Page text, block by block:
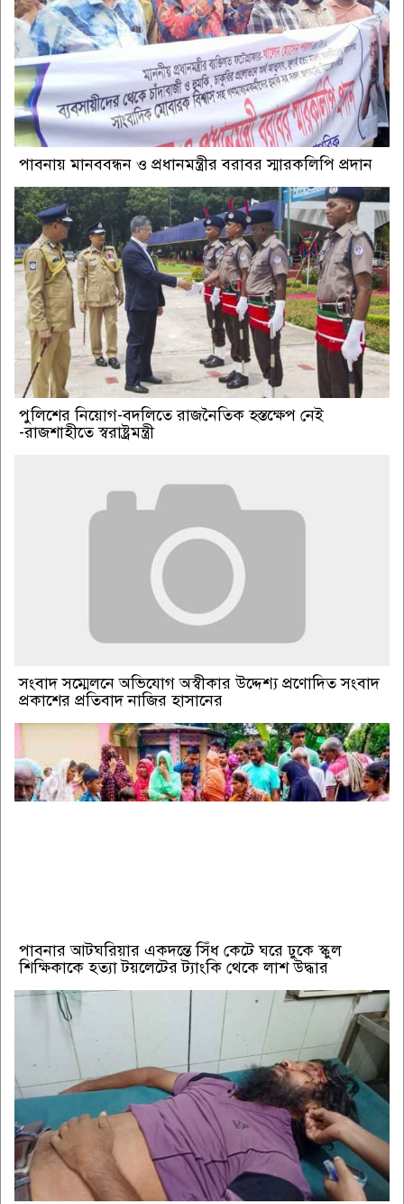
পাবনায় মানববন্ধন ও প্রধানমন্ত্রীর বরাবর স্মারকলিপি প্রদান
পুলিশের নিয়োগ-বদলিতে রাজনৈতিক হস্তক্ষেপ নেই
-রাজশাহীতে স্বরাষ্ট্রমন্ত্রী
সংবাদ সম্মেলনে অভিযোগ অস্বীকার উদ্দেশ্য প্রণোদিত সংবাদ
প্রকাশের প্রতিবাদ নাজির হাসানের
পাবনার আটঘরিয়ার একদন্তে সিঁধ কেটে ঘরে ঢুকে স্কুল
শিক্ষিকাকে হত্যা টয়লেটের ট্যাংকি থেকে লাশ উদ্ধার